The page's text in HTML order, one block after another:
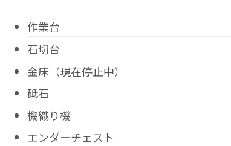
作業台
石切台
金床（現在停止中）
砥石
機織り機
エンダーチェスト